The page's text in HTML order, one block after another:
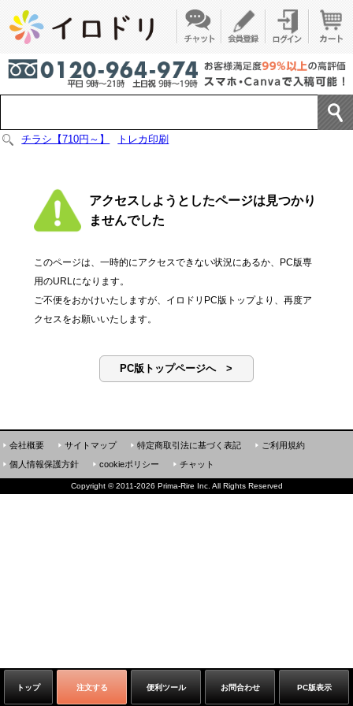
チラシ【710円～】 トレカ印刷
アクセスしようとしたページは見つかり
ませんでした
このページは、一時的にアクセスできない状況にあるか、PC版専
用のURLになります。
ご不便をおかけいたしますが、イロドリPC版トップより、再度ア
クセスをお願いいたします。
PC版トップページへ >
トップ 注文する 便利ツール お問合わせ PC版表示
会社概要 サイトマップ 特定商取引法に基づく表記
ご利用規約
個人情報保護方針
cookieポリシー チャット
Copyright ©2011-2026 Prima-Rire Inc. All Rights Reserved